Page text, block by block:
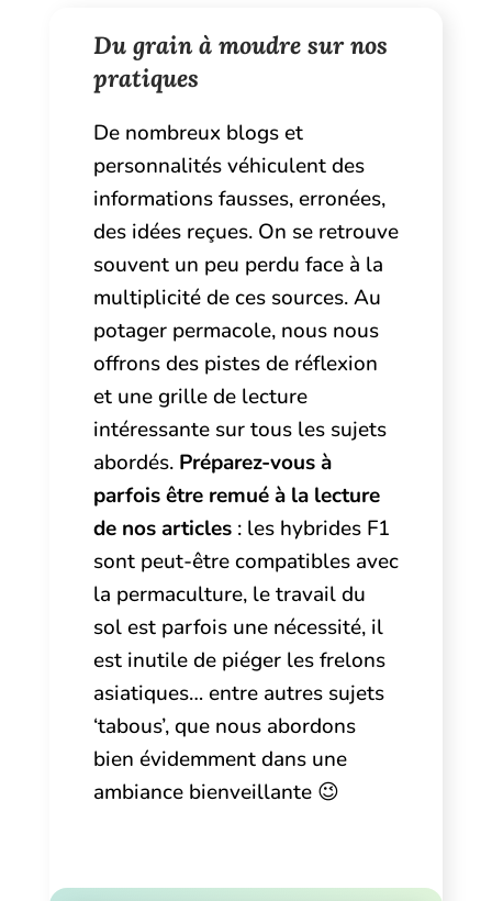
Du grain à moudre sur nos
pratiques
De nombreux blogs et
personnalités véhiculent des
informations fausses, erronées,
des idées reçues. On se retrouve
souvent un peu perdu face à la
multiplicité de ces sources. Au
potager permacole, nous nous
offrons des pistes de réflexion
et une grille de lecture
intéressante sur tous les sujets
abordés. Préparez-vous à
parfois être remué à la lecture
de nos articles: les hybrides F1
sont peut-être compatibles avec
la permaculture, le travail du
sol est parfois une nécessité, il
est inutile de piéger les frelons
asiatiques… entre autres sujets
‘tabous’, que nous abordons
bien évidemment dans une
ambiance bienveillante 😉